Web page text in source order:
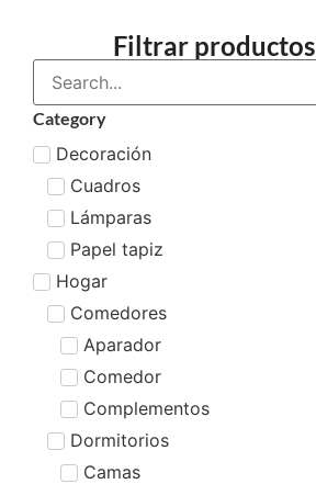
Filtrar productos
Category
Decoración
Cuadros
Lámparas
Papel tapiz
Hogar
Comedores
Aparador
Comedor
Complementos
Dormitorios
Camas